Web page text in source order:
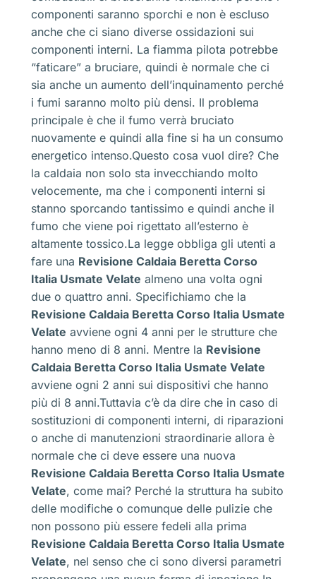
componenti saranno sporchi e non è escluso
anche che ci siano diverse ossidazioni sui
componenti interni. La fiamma pilota potrebbe
“faticare” a bruciare, quindi è normale che ci
sia anche un aumento dell’inquinamento perché
i fumi saranno molto più densi. Il problema
principale è che il fumo verrà bruciato
nuovamente e quindi alla fine si ha un consumo
energetico intenso.Questo cosa vuol dire? Che
la caldaia non solo sta invecchiando molto
velocemente, ma che i componenti interni si
stanno sporcando tantissimo e quindi anche il
fumo che viene poi rigettato all’esterno è
altamente tossico.La legge obbliga gli utenti a
fare una Revisione Caldaia Beretta Corso
Italia Usmate Velate almeno una volta ogni
due o quattro anni. Specifichiamo che la
Revisione Caldaia Beretta Corso Italia Usmate
Velate avviene ogni 4 anni per le strutture che
hanno meno di 8 anni. Mentre la Revisione
Caldaia Beretta Corso Italia Usmate Velate
avviene ogni 2 anni sui dispositivi che hanno
più di 8 anni.Tuttavia c’è da dire che in caso di
sostituzioni di componenti interni, di riparazioni
o anche di manutenzioni straordinarie allora è
normale che ci deve essere una nuova
Revisione Caldaia Beretta Corso Italia Usmate
Velate, come mai? Perché la struttura ha subito
delle modifiche o comunque delle pulizie che
non possono più essere fedeli alla prima
Revisione Caldaia Beretta Corso Italia Usmate
Velate, nel senso che ci sono diversi parametri